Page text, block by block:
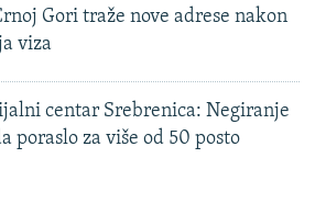
Gori traže nove adrese nakon
viza
centar Srebrenica: Negiranje
poraslo za više od 50 posto